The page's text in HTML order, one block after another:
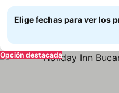
Elige fechas para ver los
Opción destacada